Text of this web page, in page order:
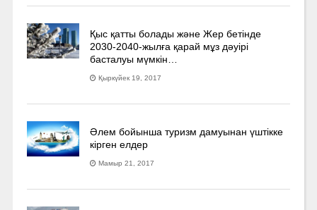
Қыс қатты болады және Жер бетінде
2030-2040­-жылға қарай мұз дәуірі
басталуы мүмкін…
Қыркүйек 19, 2017
Әлем бойынша туризм дамуынан үштікке
кірген елдер
Мамыр 21, 2017